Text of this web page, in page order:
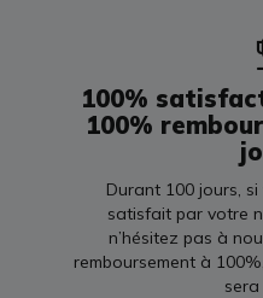
100%
100%
Durant 100 jours, si
satisfait par votre
n’hésitez pas à
remboursement à
sera